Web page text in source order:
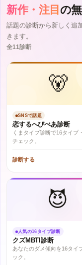
新作・注目 の
話題の診断から新しく追
きます。
全11診断
🐻
SNSで話題
恋するへびべあ診断
くまタイプ診断で16タイプ
チェック。
診断する
😈
人気の16タイプ診断
クズMBTI診断
あなたのダメ傾向を16タイ
ック。